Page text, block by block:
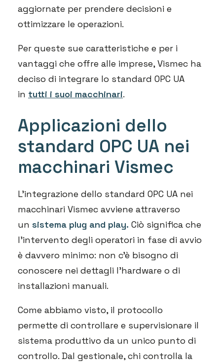
aggiornate per prendere decisioni e
ottimizzare le operazioni.
Per queste sue caratteristiche e per i
vantaggi che offre alle imprese, Vismec ha
deciso di integrare lo standard OPC UA
in tutti i suoi macchinari.
Applicazioni dello
standard OPC UA nei
macchinari Vismec
L’integrazione dello standard OPC UA nei
macchinari Vismec avviene attraverso
un sistema plug and play. Ciò significa che
l’intervento degli operatori in fase di avvio
è davvero minimo: non c’è bisogno di
conoscere nei dettagli l’hardware o di
installazioni manuali.
Come abbiamo visto, il protocollo
permette di controllare e supervisionare il
sistema produttivo da un unico punto di
controllo. Dal gestionale, chi controlla la